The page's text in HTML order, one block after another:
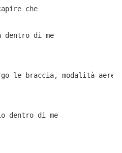
Ho girato il mondo per capire che
Quello che cercavo è già dentro di me
le braccia, modalità aereo
Ti faccio fare un viaggio dentro di me